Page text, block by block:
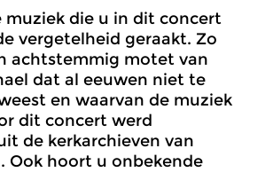
muziek die u in dit concert
vergetelheid geraakt. Zo
achtstemmig motet van
dat al eeuwen niet te
en waarvan de muziek
dit concert werd
de kerkarchieven van
Ook hoort u onbekende